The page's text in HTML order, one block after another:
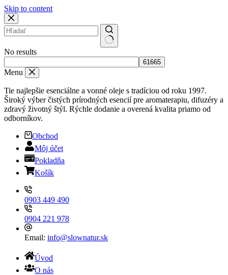
Skip to content
No results
Menu
Tie najlepšie esenciálne a vonné oleje s tradíciou od roku 1997.
Široký výber čistých prírodných esencií pre aromaterapiu, difuzéry a
zdravý životný štýl. Rýchle dodanie a overená kvalita priamo od
odborníkov.
Obchod
Môj účet
Pokladňa
Košík
0903 449 490
0904 221 978
Email: info@slownatur.sk
Úvod
O nás